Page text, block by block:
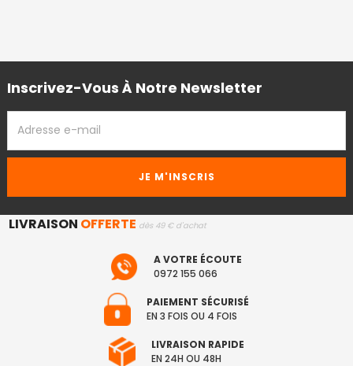
Inscrivez-Vous À Notre Newsletter
EMAIL
LIVRAISON OFFERTE dès 49 € d'achat
A VOTRE ÉCOUTE
0972 155 066
PAIEMENT SÉCURISÉ
EN 3 FOIS OU 4 FOIS
LIVRAISON RAPIDE
EN 24H OU 48H